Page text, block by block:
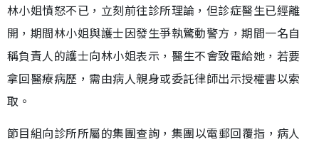
林小姐憤怒不已，立刻前往診所理論，但診症醫生已經離
開，期間林小姐與護士因發生爭執驚動警方，期間一名自
稱負責人的護士向林小姐表示，醫生不會致電給她，若要
拿回醫療病歷，需由病人親身或委託律師出示授權書以索
取。
節目組向診所所屬的集團查詢，集團以電郵回覆指，病人